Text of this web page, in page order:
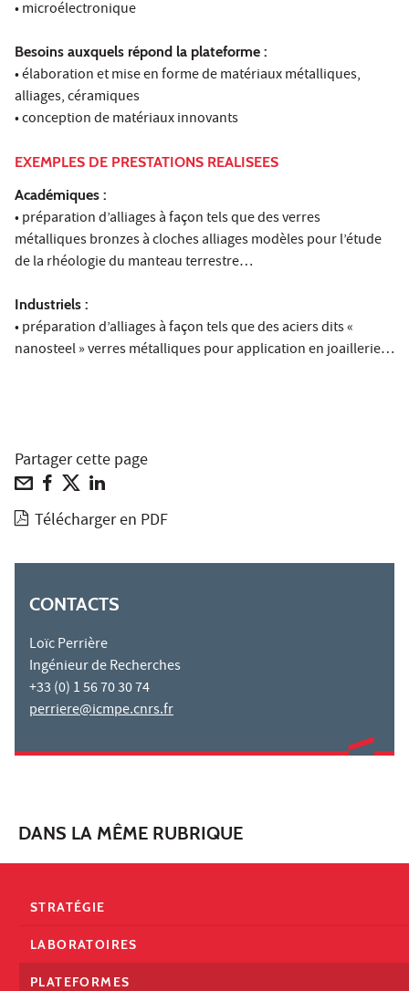
• microélectronique
Besoins auxquels répond la plateforme :
• élaboration et mise en forme de matériaux métalliques,
alliages, céramiques
• conception de matériaux innovants
EXEMPLES DE PRESTATIONS REALISEES
Académiques :
• préparation d’alliages à façon tels que des verres
métalliques bronzes à cloches alliages modèles pour l’étude
de la rhéologie du manteau terrestre…
Industriels :
• préparation d’alliages à façon tels que des aciers dits «
nanosteel » verres métalliques pour application en joaillerie…
Partager cette page
Télécharger en PDF
CONTACTS
Loïc Perrière
Ingénieur de Recherches
+33 (0) 1 56 70 30 74
perriere@icmpe.cnrs.fr
DANS LA MÊME RUBRIQUE
STRATÉGIE
LABORATOIRES
PLATEFORMES